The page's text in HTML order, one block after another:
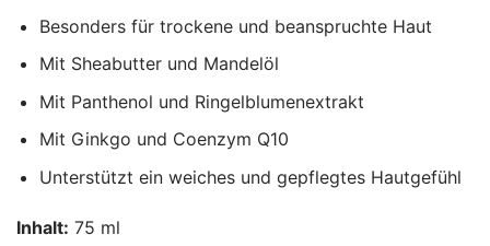
Besonders für trockene und beanspruchte Haut
Mit Sheabutter und Mandelöl
Mit Panthenol und Ringelblumenextrakt
Mit Ginkgo und Coenzym Q10
Unterstützt ein weiches und gepflegtes Hautgefühl
Inhalt: 75 ml